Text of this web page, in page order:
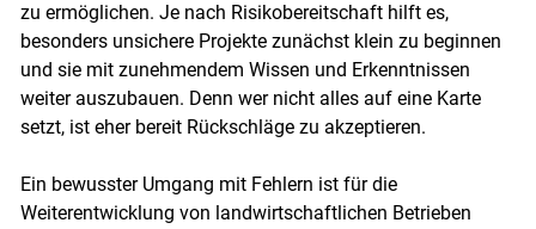
zu ermöglichen. Je nach Risikobereitschaft hilft es,
besonders unsichere Projekte zunächst klein zu beginnen
und sie mit zunehmendem Wissen und Erkenntnissen
weiter auszubauen. Denn wer nicht alles auf eine Karte
setzt, ist eher bereit Rückschläge zu akzeptieren.
Ein bewusster Umgang mit Fehlern ist für die
Weiterentwicklung von landwirtschaftlichen Betrieben